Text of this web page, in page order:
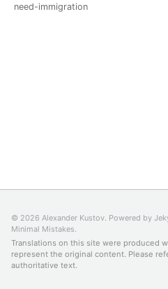
need-immigration
© 2026 Alexander Kustov. Powered by
Minimal Mistakes.
Translations on this site were produced
represent the original content. Please
authoritative text.